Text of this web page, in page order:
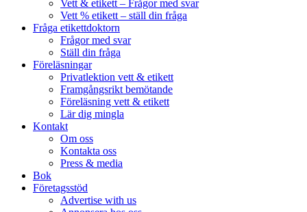
Vett & etikett – Frågor med svar
Vett % etikett – ställ din fråga
Fråga etikettdoktorn
Frågor med svar
Ställ din fråga
Föreläsningar
Privatlektion vett & etikett
Framgångsrikt bemötande
Föreläsning vett & etikett
Lär dig mingla
Kontakt
Om oss
Kontakta oss
Press & media
Bok
Företagsstöd
Advertise with us